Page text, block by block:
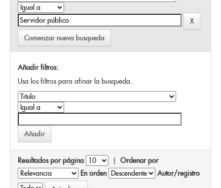
Comenzar nueva busqueda
Añadir filtros:
Usa los filtros para afinar la busqueda.
Resultados por página | Ordenar por
En orden
Autor/registro